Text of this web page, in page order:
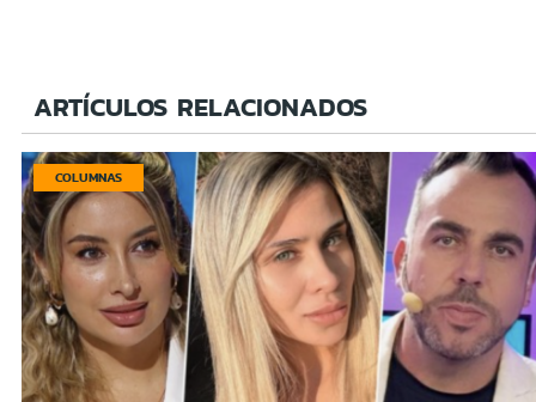
ARTÍCULOS RELACIONADOS
COLUMNAS